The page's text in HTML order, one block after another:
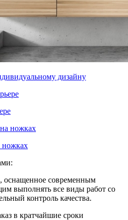
дизайну
ножках
оснащенное современным
выполнять все виды работ со
контроль качества.
в кратчайшие сроки